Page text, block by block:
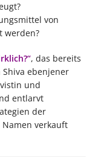
von
werden?
, das bereits
ebenjener
und
entlarvt
der
verkauft